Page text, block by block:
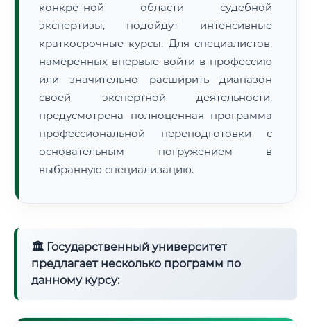
конкретной области судебной
экспертизы, подойдут интенсивные
краткосрочные курсы. Для специалистов,
намеренных впервые войти в профессию
или значительно расширить диапазон
своей экспертной деятельности,
предусмотрена полноценная программа
профессиональной переподготовки с
основательным погружением в
выбранную специализацию.
🏛 Государственный университет
предлагает несколько программ по
данному курсу: